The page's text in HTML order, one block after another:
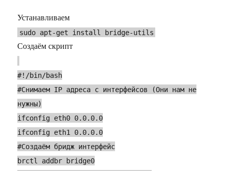
Устанавливаем
sudo apt-get install bridge-utils
Создаём скрипт
#!/bin/bash
#Снимаем IP адреса с интерфейсов (Они нам не
нужны)
ifconfig eth0 0.0.0.0
ifconfig eth1 0.0.0.0
#Создаём бридж интерфейс
brctl addbr bridge0